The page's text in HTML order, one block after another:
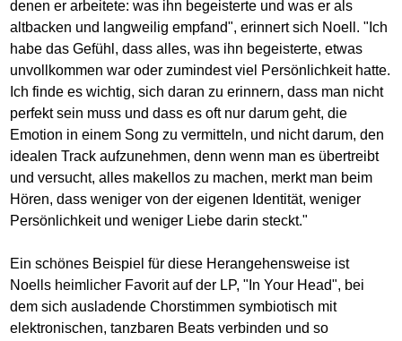
denen er arbeitete: was ihn begeisterte und was er als
altbacken und langweilig empfand", erinnert sich Noell. "Ich
habe das Gefühl, dass alles, was ihn begeisterte, etwas
unvollkommen war oder zumindest viel Persönlichkeit hatte.
Ich finde es wichtig, sich daran zu erinnern, dass man nicht
perfekt sein muss und dass es oft nur darum geht, die
Emotion in einem Song zu vermitteln, und nicht darum, den
idealen Track aufzunehmen, denn wenn man es übertreibt
und versucht, alles makellos zu machen, merkt man beim
Hören, dass weniger von der eigenen Identität, weniger
Persönlichkeit und weniger Liebe darin steckt."
Ein schönes Beispiel für diese Herangehensweise ist
Noells heimlicher Favorit auf der LP, "In Your Head", bei
dem sich ausladende Chorstimmen symbiotisch mit
elektronischen, tanzbaren Beats verbinden und so